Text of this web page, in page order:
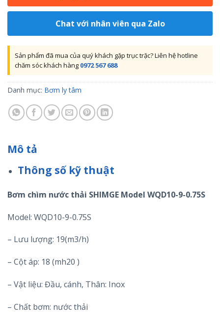
Chat với nhân viên qua Zalo
Sản phẩm đã mua của quý khách gặp trục trặc? Liên hệ hotline
chăm sóc khách hàng 0972 567 688
Danh mục: Bơm ly tâm
Mô tả
Thông số kỹ thuật
Bơm chìm nước thải SHIMGE Model WQD10-9-0.75S
Model: WQD10-9-0.75S
– Lưu lượng: 19(m3/h)
– Cột áp: 18 (mh20 )
– Vật liệu: Đầu, cánh, Thân: Inox
– Chất bơm: nước thải